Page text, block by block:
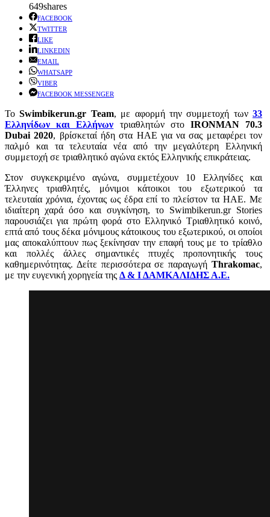
649shares
FACEBOOK
TWITTER
LIKE
LINKEDIN
EMAIL
WHATSAPP
VIBER
FACEBOOK MESSENGER
ΤοSwimbikerun.gr Team, με αφορμή την συμμετοχή των 33
Ελληνίδων και Ελλήνων τριαθλητών στο IRONMAN 70.3
Dubai 2020, βρίσκεταί ήδη στα ΗΑΕ για να σας μεταφέρει τον
παλμό και τα τελευταία νέα από την μεγαλύτερη Ελληνική
συμμετοχή σε τριαθλητικό αγώνα εκτός Ελληνικής επικράτειας.
Στον συγκεκριμένο αγώνα, συμμετέχουν 10 Ελληνίδες και
Έλληνες τριαθλητές, μόνιμοι κάτοικοι του εξωτερικού τα
τελευταία χρόνια, έχοντας ως έδρα επί το πλείστον τα ΗΑΕ. Με
ιδιαίτερη χαρά όσο και συγκίνηση, το Swimbikerun.gr Stories
παρουσιάζει για πρώτη φορά στο Ελληνικό Τριαθλητικό κοινό,
επτά από τους δέκα μόνιμους κάτοικους του εξωτερικού, οι οποίοι
μας αποκαλύπτουν πως ξεκίνησαν την επαφή τους με το τρίαθλο
και πολλές άλλες σημαντικές πτυχές προπονητικής τους
καθημερινότητας. Δείτε περισσότερα σε παραγωγή Thrakomac,
με την ευγενική χορηγεία της Δ & Ι ΔΑΜΚΑΛΙΔΗΣ Α.Ε.